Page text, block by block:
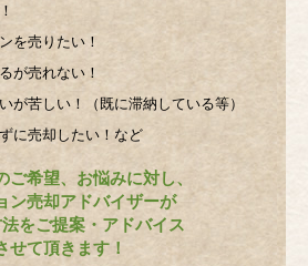
を売りたい！
が売れない！
が苦しい！（既に滞納している等）
に売却したい！など
ご希望、お悩みに対し、
ン売却アドバイザーが
をご提案・アドバイス
せて頂きます！